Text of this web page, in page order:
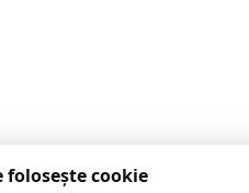
folosește cookie